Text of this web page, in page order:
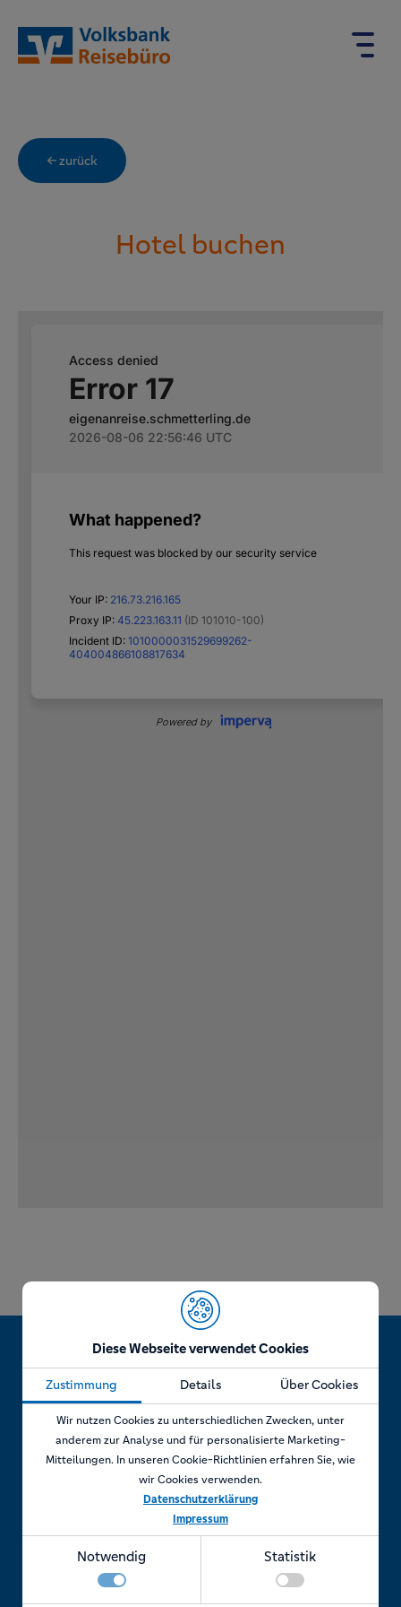
Diese Webseite verwendet Cookies
Zustimmung Details Über Cookies
Wir nutzen Cookies zu unterschiedlichen Zwecken, unter
anderem zur Analyse und für personalisierte Marketing-
Mitteilungen. In unseren Cookie-Richtlinien erfahren Sie, wie
wir Cookies verwenden.
Datenschutzerklärung
Impressum
Notwendig Statistik
← zurück
Hotel buchen
Jetzt Termin vereinbaren!
Telefonisch
+49 7841 69 11880